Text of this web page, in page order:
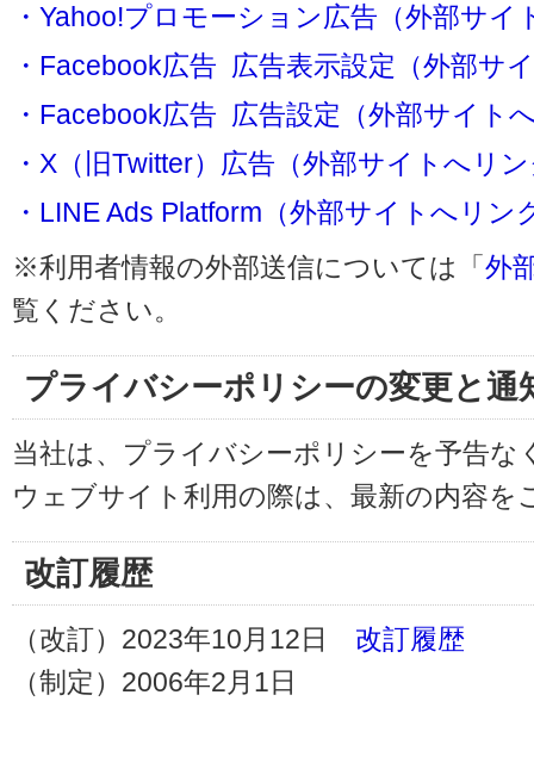
・Yahoo!プロモーション広告（外部サイ
・Facebook広告 広告表示設定（外部サ
・Facebook広告 広告設定（外部サイト
・X（旧Twitter）広告（外部サイトへリ
・LINE Ads Platform（外部サイトへリン
※利用者情報の外部送信については「外
覧ください。
プライバシーポリシーの変更と通
当社は、プライバシーポリシーを予告
ウェブサイト利用の際は、最新の内容を
改訂履歴
（改訂）2023年10月12日 改訂履歴
（制定）2006年2月1日